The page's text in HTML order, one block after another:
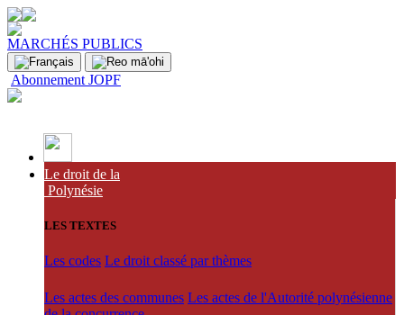
MARCHÉS PUBLICS
Abonnement JOPF
Le droit de la
Polynésie
LES TEXTES
Les codes Le droit classé par thèmes
Les actes des communes Les actes de l'Autorité polynésienne